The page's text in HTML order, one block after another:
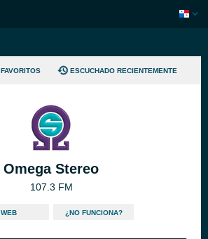
FAVORITOS ESCUCHADO RECIENTEMENTE
Omega Stereo
107.3 FM
WEB ¿NO FUNCIONA?